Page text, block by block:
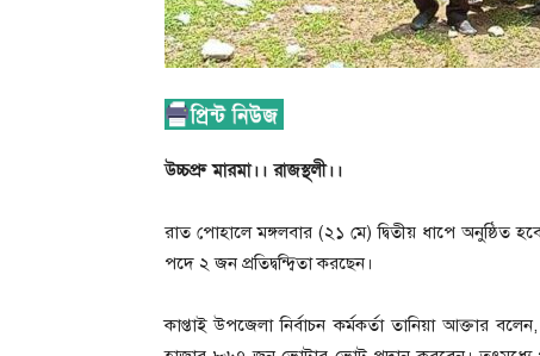
উচ্চপ্রু মারমা।। রাজস্থলী।।
রাত পোহালে মঙ্গলবার (২১ মে) দ্বিতীয় ধাপে অনুষ্ঠিত
পদে ২ জন প্রতিদ্বন্দ্বিতা করছেন।
কাপ্তাই উপজেলা নির্বাচন কর্মকর্তা তানিয়া আক্তার